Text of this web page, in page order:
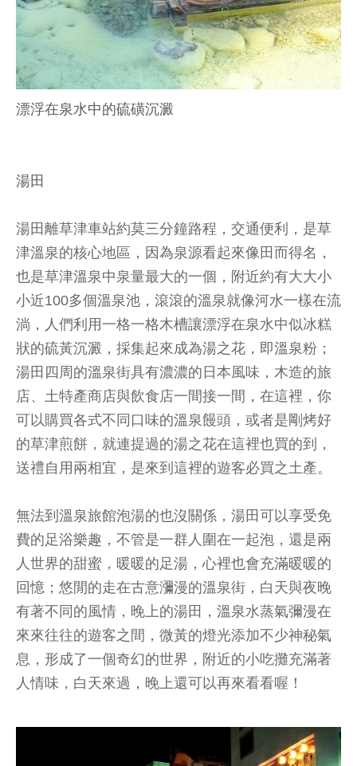
漂浮在泉水中的硫磺沉澱
湯田
湯田離草津車站約莫三分鐘路程，交通便利，是草
津溫泉的核心地區，因為泉源看起來像田而得名，
也是草津溫泉中泉量最大的一個，附近約有大大小
小近100多個溫泉池，滾滾的溫泉就像河水一樣在流
淌，人們利用一格一格木槽讓漂浮在泉水中似冰糕
狀的硫黃沉澱，採集起來成為湯之花，即溫泉粉；
湯田四周的溫泉街具有濃濃的日本風味，木造的旅
店、土特產商店與飲食店一間接一間，在這裡，你
可以購買各式不同口味的溫泉饅頭，或者是剛烤好
的草津煎餅，就連提過的湯之花在這裡也買的到，
送禮自用兩相宜，是來到這裡的遊客必買之土產。
無法到溫泉旅館泡湯的也沒關係，湯田可以享受免
費的足浴樂趣，不管是一群人圍在一起泡，還是兩
人世界的甜蜜，暖暖的足湯，心裡也會充滿暖暖的
回憶；悠閒的走在古意瀰漫的溫泉街，白天與夜晚
有著不同的風情，晚上的湯田，溫泉水蒸氣彌漫在
來來往往的遊客之間，微黃的燈光添加不少神秘氣
息，形成了一個奇幻的世界，附近的小吃攤充滿著
人情味，白天來過，晚上還可以再來看看喔！